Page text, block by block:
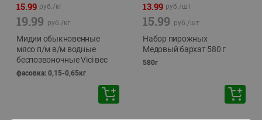
15.99 руб./кг
19.99 руб./кг
Мидии обыкновенные
мясо п/м в/м водные
беспозвоночные Vici вес
фасовка: 0,15-0,65кг
13.99 руб./шт
15.99 руб./шт
Набор пирожных
Медовый бархат 580 г
580г